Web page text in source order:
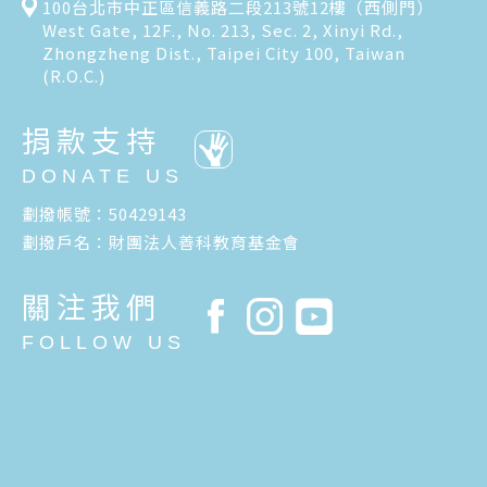
100台北市中正區信義路二段213號12樓（西側門）
West Gate, 12F., No. 213, Sec. 2, Xinyi Rd.,
Zhongzheng Dist., Taipei City 100, Taiwan
(R.O.C.)
捐款支持
DONATE US
劃撥帳號：50429143
劃撥戶名：財團法人善科教育基金會
關注我們
FOLLOW US